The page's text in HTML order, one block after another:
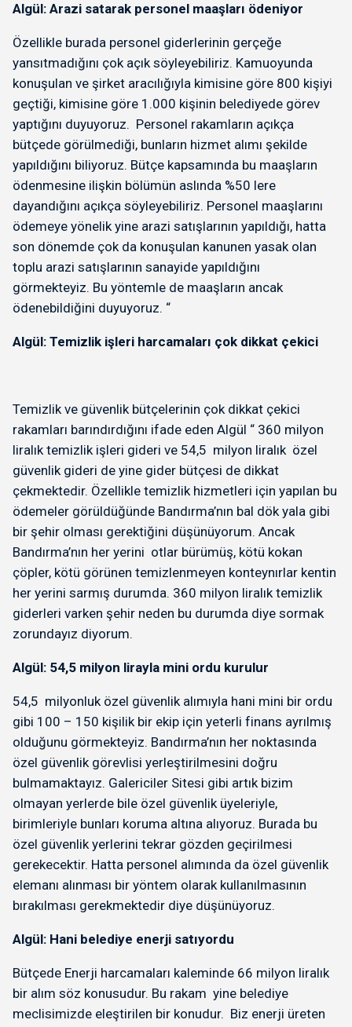
Algül: Arazi satarak personel maaşları ödeniyor
Özellikle burada personel giderlerinin gerçeğe
yansıtmadığını çok açık söyleyebiliriz. Kamuoyunda
konuşulan ve şirket aracılığıyla kimisine göre 800 kişiyi
geçtiği, kimisine göre 1.000 kişinin belediyede görev
yaptığını duyuyoruz. Personel rakamların açıkça
bütçede görülmediği, bunların hizmet alımı şekilde
yapıldığını biliyoruz. Bütçe kapsamında bu maaşların
ödenmesine ilişkin bölümün aslında %50 lere
dayandığını açıkça söyleyebiliriz. Personel maaşlarını
ödemeye yönelik yine arazi satışlarının yapıldığı, hatta
son dönemde çok da konuşulan kanunen yasak olan
toplu arazi satışlarının sanayide yapıldığını
görmekteyiz. Bu yöntemle de maaşların ancak
ödenebildiğini duyuyoruz. “
Algül: Temizlik işleri harcamaları çok dikkat çekici
Temizlik ve güvenlik bütçelerinin çok dikkat çekici
rakamları barındırdığını ifade eden Algül “ 360 milyon
liralık temizlik işleri gideri ve 54,5 milyon liralık özel
güvenlik gideri de yine gider bütçesi de dikkat
çekmektedir. Özellikle temizlik hizmetleri için yapılan bu
ödemeler görüldüğünde Bandırma’nın bal dök yala gibi
bir şehir olması gerektiğini düşünüyorum. Ancak
Bandırma’nın her yerini otlar bürümüş, kötü kokan
çöpler, kötü görünen temizlenmeyen konteynırlar kentin
her yerini sarmış durumda. 360 milyon liralık temizlik
giderleri varken şehir neden bu durumda diye sormak
zorundayız diyorum.
Algül: 54,5 milyon lirayla mini ordu kurulur
54,5 milyonluk özel güvenlik alımıyla hani mini bir ordu
gibi 100 – 150 kişilik bir ekip için yeterli finans ayrılmış
olduğunu görmekteyiz. Bandırma’nın her noktasında
özel güvenlik görevlisi yerleştirilmesini doğru
bulmamaktayız. Galericiler Sitesi gibi artık bizim
olmayan yerlerde bile özel güvenlik üyeleriyle,
birimleriyle bunları koruma altına alıyoruz. Burada bu
özel güvenlik yerlerini tekrar gözden geçirilmesi
gerekecektir. Hatta personel alımında da özel güvenlik
elemanı alınması bir yöntem olarak kullanılmasının
bırakılması gerekmektedir diye düşünüyoruz.
Algül: Hani belediye enerji satıyordu
Bütçede Enerji harcamaları kaleminde 66 milyon liralık
bir alım söz konusudur. Bu rakam yine belediye
meclisimizde eleştirilen bir konudur. Biz enerji üreten